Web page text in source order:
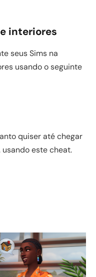
interiores
seus Sims na
usando o seguinte
quiser até chegar
este cheat.